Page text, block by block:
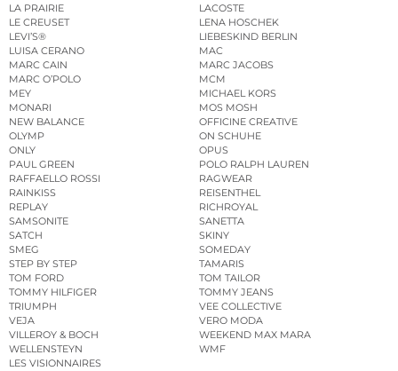
LA PRAIRIE
LACOSTE
LE CREUSET
LENA HOSCHEK
LEVI’S®
LIEBESKIND BERLIN
LUISA CERANO
MAC
MARC CAIN
MARC JACOBS
MARC O’POLO
MCM
MEY
MICHAEL KORS
MONARI
MOS MOSH
NEW BALANCE
OFFICINE CREATIVE
OLYMP
ON SCHUHE
ONLY
OPUS
PAUL GREEN
POLO RALPH LAUREN
RAFFAELLO ROSSI
RAGWEAR
RAINKISS
REISENTHEL
REPLAY
RICHROYAL
SAMSONITE
SANETTA
SATCH
SKINY
SMEG
SOMEDAY
STEP BY STEP
TAMARIS
TOM FORD
TOM TAILOR
TOMMY HILFIGER
TOMMY JEANS
TRIUMPH
VEE COLLECTIVE
VEJA
VERO MODA
VILLEROY & BOCH
WEEKEND MAX MARA
WELLENSTEYN
WMF
LES VISIONNAIRES